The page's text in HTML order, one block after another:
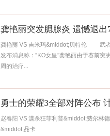
龚艳丽突发腮腺炎 遗憾退
龚艳丽 VS 吉米玛&middot;贝特伦 武者
发布消息称：“KO女皇”龚艳丽由于赛前
周的治疗...
勇士的荣耀3全部对阵公布
赵春阳 VS 潇杀狂菲利普&middot;费尔林
&middot;品卡